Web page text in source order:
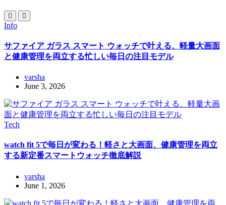
Info
サファイア ガラス スマート ウォッチで叶える、軽量大画面
と健康管理を両立する忙しい毎日の注目モデル
varsha
June 3, 2026
Tech
watch fit 5で毎日が変わる！軽さと大画面、健康管理を両立
する新定番スマートウォッチ徹底解説
varsha
June 1, 2026